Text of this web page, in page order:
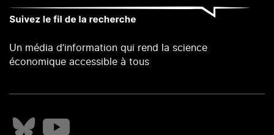
Un média d’information qui rend la science
économique accessible à tous